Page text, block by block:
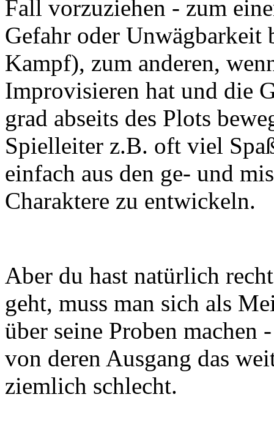
Fall vorzuziehen - zum
Gefahr oder Unwägbarkeit
Kampf), zum anderen,
Improvisieren hat und die
grad abseits des Plots
Spielleiter z.B. oft viel
einfach aus den ge- und
Charaktere zu entwickeln.
Aber du hast natürlich
geht, muss man sich als
über seine Proben machen
von deren Ausgang das
ziemlich schlecht.